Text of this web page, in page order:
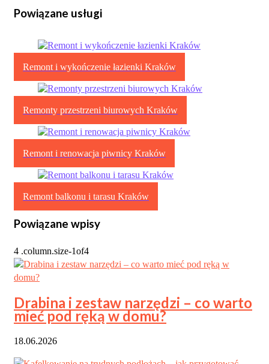
Powiązane usługi
Remont i wykończenie łazienki Kraków
Remonty przestrzeni biurowych Kraków
Remont i renowacja piwnicy Kraków
Remont balkonu i tarasu Kraków
Powiązane wpisy
Drabina i zestaw narzędzi – co warto
mieć pod ręką w domu?
18.06.2026